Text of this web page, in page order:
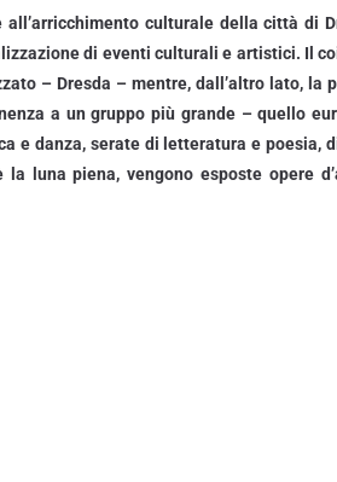
culturale della città di
di eventi culturali e artistici. Il
– Dresda – mentre, dall’altro lato,
a un gruppo più grande – quello
e danza, serate di letteratura e poesia,
luna piena, vengono esposte opere